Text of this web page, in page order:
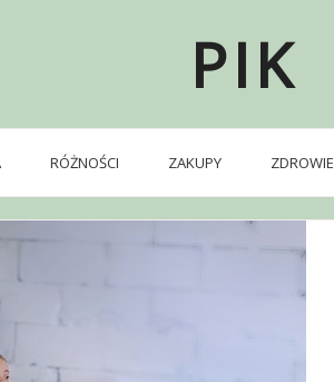
PIK
RÓŻNOŚCI ZAKUPY ZDROWIE